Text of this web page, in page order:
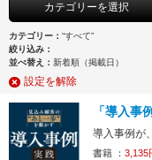
カテゴリーを選択
カテゴリー： “すべて”
絞り込み：
並べ替え： 新着順（掲載日）
設定を解除
「導入事
導入事例が
書籍 ： 3,135